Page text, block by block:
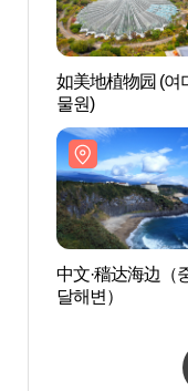
如美地植物园 (여
물원)
中文·穑达海边（
달해변）